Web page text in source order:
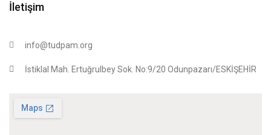
İletişim
info@tudpam.org
İstiklal Mah. Ertuğrulbey Sok. No:9/20 Odunpazarı/ESKİŞEHİR